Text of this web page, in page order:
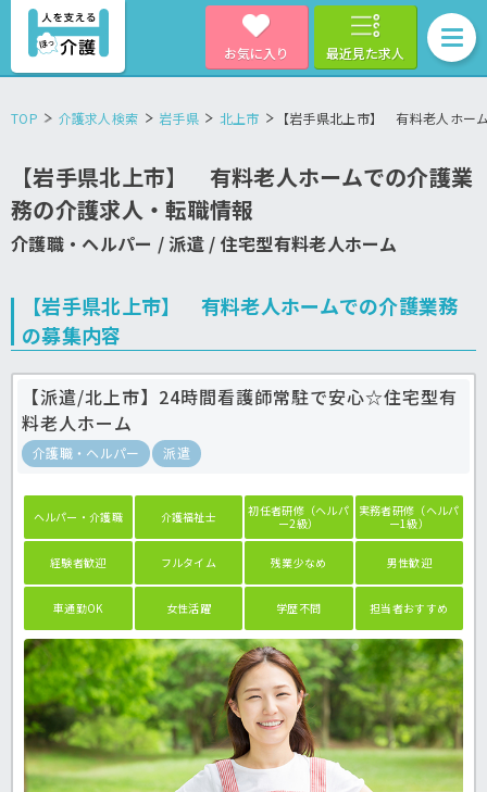
お気に入り 最近見た求人
TOP 介護求人検索 岩手県 北上市 【岩手県北上市】 有料老人ホー
【岩手県北上市】 有料老人ホームでの介護業
務の介護求人・転職情報
介護職・ヘルパー / 派遣 / 住宅型有料老人ホーム
【岩手県北上市】 有料老人ホームでの介護業務
の募集内容
【派遣/北上市】24時間看護師常駐で安心☆住宅型有
料老人ホーム
介護職・ヘルパー 派遣
ヘルパー・介護職 介護福祉士
初任者研修（ヘルパ
ー2級）
実務者研修（ヘルパ
ー1級）
経験者歓迎 フルタイム 残業少なめ 男性歓迎
車通勤OK 女性活躍 学歴不問 担当者おすすめ